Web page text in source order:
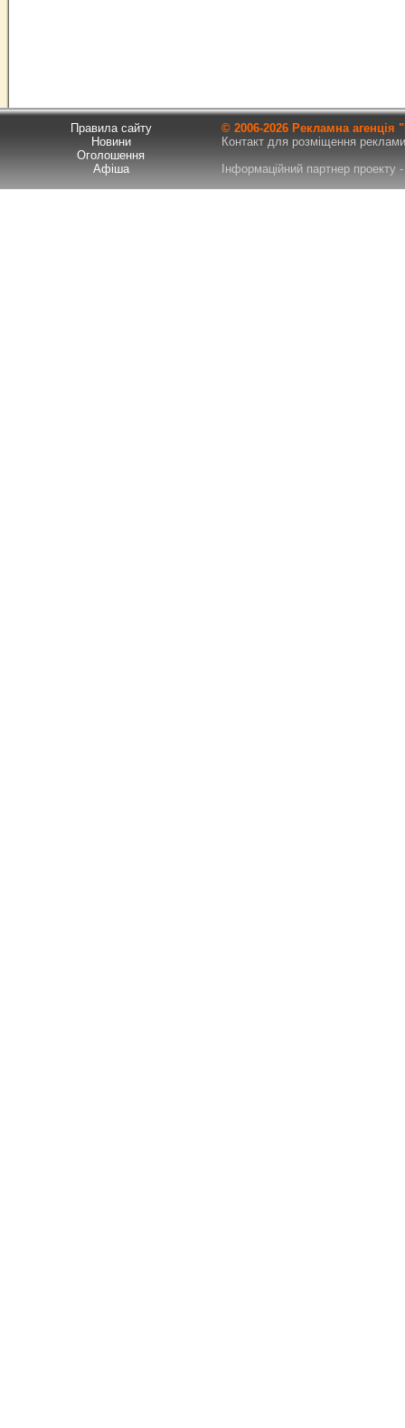
Правила сайту
Новини
Оголошення
Афіша
© 2006-2026 Рекламна
Контакт для розміщення
Інформаційний партнер проекту